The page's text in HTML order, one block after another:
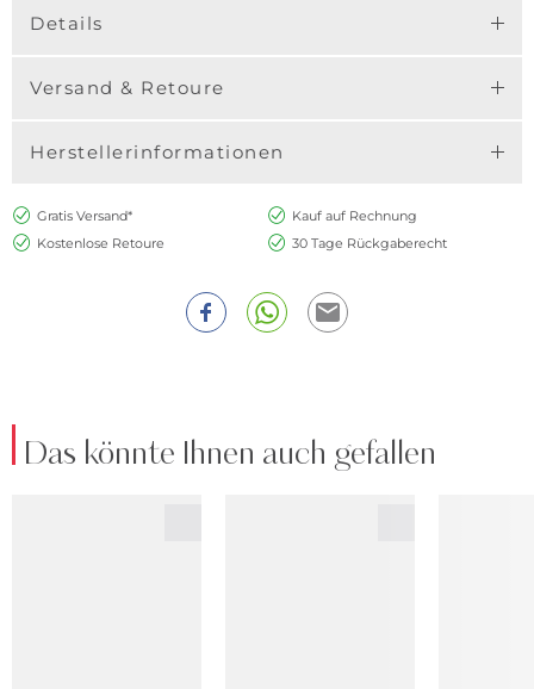
Details
Versand & Retoure
Herstellerinformationen
Gratis Versand*
Kauf auf Rechnung
Kostenlose Retoure
30 Tage Rückgaberecht
Das könnte Ihnen auch gefallen